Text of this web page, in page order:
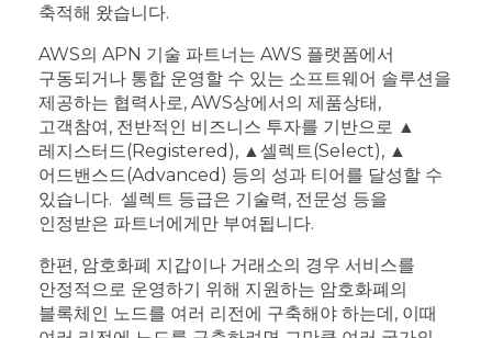
축적해 왔습니다.
AWS의 APN 기술 파트너는 AWS 플랫폼에서
구동되거나 통합 운영할 수 있는 소프트웨어 솔루션을
제공하는 협력사로, AWS상에서의 제품상태,
고객참여, 전반적인 비즈니스 투자를 기반으로 ▲
레지스터드(Registered), ▲셀렉트(Select), ▲
어드밴스드(Advanced) 등의 성과 티어를 달성할 수
있습니다. 셀렉트 등급은 기술력, 전문성 등을
인정받은 파트너에게만 부여됩니다.
한편, 암호화폐 지갑이나 거래소의 경우 서비스를
안정적으로 운영하기 위해 지원하는 암호화폐의
블록체인 노드를 여러 리전에 구축해야 하는데, 이때